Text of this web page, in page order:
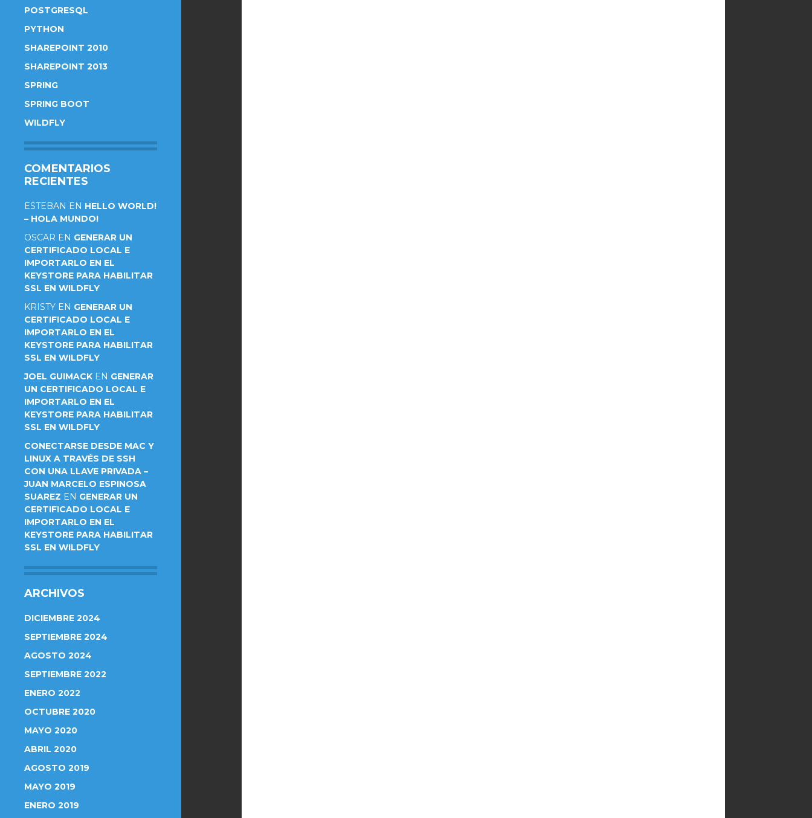
POSTGRESQL
PYTHON
SHAREPOINT 2010
SHAREPOINT 2013
SPRING
SPRING BOOT
WILDFLY
COMENTARIOS
RECIENTES
ESTEBAN EN HELLO WORLD!
– HOLA MUNDO!
OSCAR EN GENERAR UN
CERTIFICADO LOCAL E
IMPORTARLO EN EL
KEYSTORE PARA HABILITAR
SSL EN WILDFLY
KRISTY EN GENERAR UN
CERTIFICADO LOCAL E
IMPORTARLO EN EL
KEYSTORE PARA HABILITAR
SSL EN WILDFLY
JOEL GUIMACK EN GENERAR
UN CERTIFICADO LOCAL E
IMPORTARLO EN EL
KEYSTORE PARA HABILITAR
SSL EN WILDFLY
CONECTARSE DESDE MAC Y
LINUX A TRAVÉS DE SSH
CON UNA LLAVE PRIVADA –
JUAN MARCELO ESPINOSA
SUAREZ EN GENERAR UN
CERTIFICADO LOCAL E
IMPORTARLO EN EL
KEYSTORE PARA HABILITAR
SSL EN WILDFLY
ARCHIVOS
DICIEMBRE 2024
SEPTIEMBRE 2024
AGOSTO 2024
SEPTIEMBRE 2022
ENERO 2022
OCTUBRE 2020
MAYO 2020
ABRIL 2020
AGOSTO 2019
MAYO 2019
ENERO 2019